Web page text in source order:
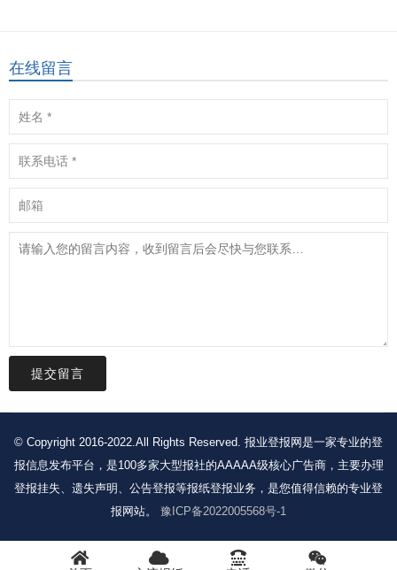
在线留言
提交留言
© Copyright 2016-2022.All Rights Reserved. 报业登报网是一家专业的登
报信息发布平台，是100多家大型报社的AAAAA级核心广告商，主要办理
登报挂失、遗失声明、公告登报等报纸登报业务，是您值得信赖的专业登
报网站。 豫ICP备2022005568号-1